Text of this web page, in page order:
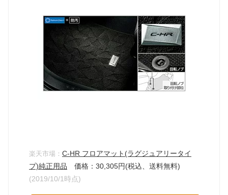
楽天市場： C-HR フロアマット(ラグジュアリータイ
プ)純正用品 価格：30,305円(税込、送料無料)
(2019/10/1時点)